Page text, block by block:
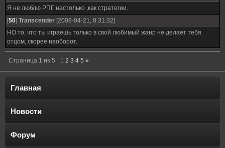
Я не люблю РПГ настолько ,как стратегии.
[50] Transcender [2008-04-21, 8:31:32]
НО то, что ты играешь только в свой любимый жанр не делает тебя
отцом, скорее наоборот.
Страница 1 из 5 1 2 3 4 5 »
Главная
Новости
Форум